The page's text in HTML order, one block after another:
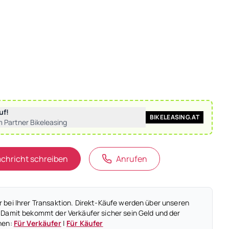
Partner Bikeleasing
BIKELEASING.AT
schreiben Anrufen
Ihrer Transaktion. Direkt-Käufe werden über unseren
bekommt der Verkäufer sicher sein Geld und der
Für Verkäufer| Für Käufer